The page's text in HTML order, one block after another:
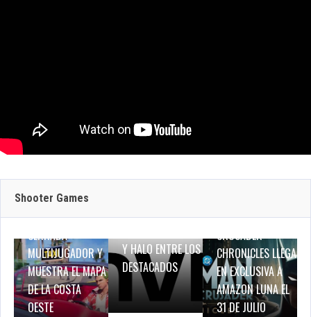
Shooter Games
JULIO 30, 2026
WORLD TOUR
ANUNCIA SU
PRUEBA DE RED
CERRADA
MULTIJUGADOR Y
MUESTRA EL MAPA
DE LA COSTA
OESTE
JULIO 29, 2026
GEFORCE NOW
SUMA 9 JUEGOS
Y HALO ENTRE LOS
DESTACADOS
BATMAN: CAPED
CRUSADER –
CHRONICLES LLEGA
EN EXCLUSIVA A
AMAZON LUNA EL
31 DE JULIO